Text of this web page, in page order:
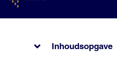
Inhoudsopgave